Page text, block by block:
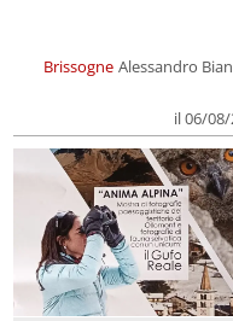
Brissogne Alessandro
il 06/